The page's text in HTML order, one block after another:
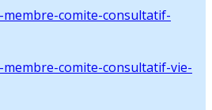
comite-consultatif-
comite-consultatif-vie-